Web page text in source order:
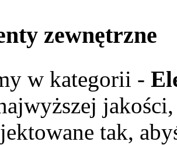
zewnętrzne
w kategorii -
tak,